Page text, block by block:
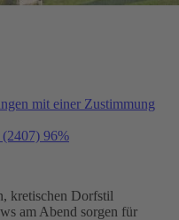
mit einer Zustimmung
(2407) 96%
kretischen Dorfstil
am Abend sorgen für